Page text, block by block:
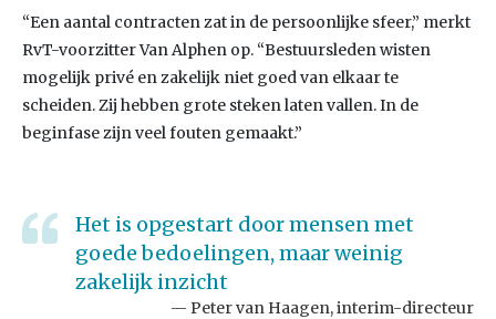
“Een aantal contracten zat in de persoonlijke sfeer,” merkt
RvT-voorzitter Van Alphen op. “Bestuursleden wisten
mogelijk privé en zakelijk niet goed van elkaar te
scheiden. Zij hebben grote steken laten vallen. In de
beginfase zijn veel fouten gemaakt.”
Het is opgestart door mensen met
goede bedoelingen, maar weinig
zakelijk inzicht
Peter van Haagen, interim-directeur